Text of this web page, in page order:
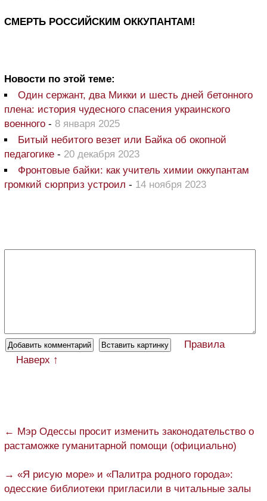
СМЕРТЬ РОССИЙСКИМ ОККУПАНТАМ!
Новости по этой теме:
Один сержант, два Микки и шесть дней бетонного
плена: история чудесного спасения украинского
военного - 8 января 2025
Битый небитого везет или Байка об окопной
педагогике - 20 декабря 2023
Фронтовые байки: как учитель химии оккупантам
громкий сюрприз устроил - 14 ноября 2023
Правила
Наверх ↑
← Мэр Одессы просит изменить законодательство о
растаможке гуманитарной помощи (официально)
→ «Я рисую море» и «Палитра родного города»:
одесские библиотеки пригласили в читальные залы